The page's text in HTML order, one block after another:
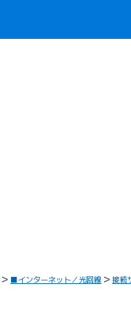
■インターネット／光回線 接続